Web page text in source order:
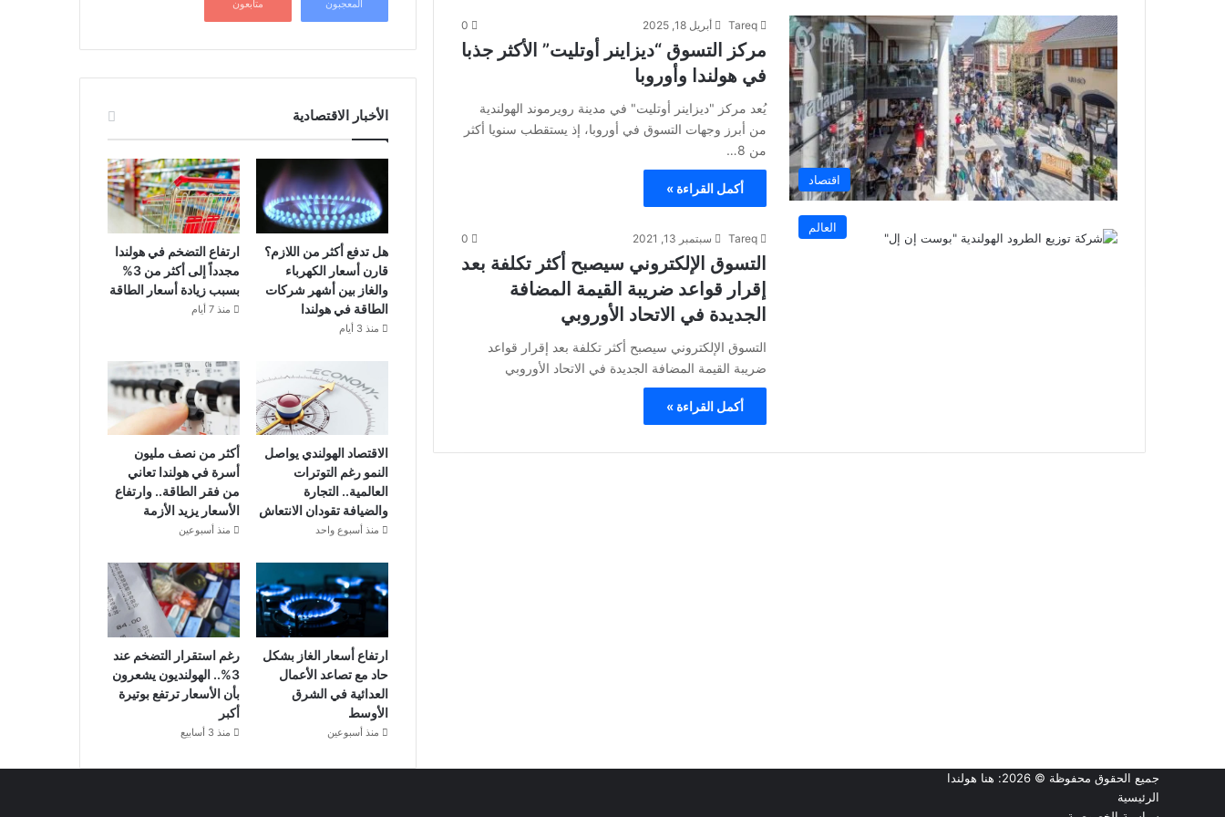
اقتصاد
Tareq أبريل 18, 2025 0
مركز التسوق “ديزاينر أوتليت” الأكثر جذبا
في هولندا وأوروبا
يُعد مركز "ديزاينر أوتليت" في مدينة رويرموند الهولندية
من أبرز وجهات التسوق في أوروبا، إذ يستقطب سنويا أكثر
من 8…
أكمل القراءة »
العالم
Tareq سبتمبر 13, 2021 0
التسوق الإلكتروني سيصبح أكثر تكلفة بعد
إقرار قواعد ضريبة القيمة المضافة
الجديدة في الاتحاد الأوروبي
التسوق الإلكتروني سيصبح أكثر تكلفة بعد إقرار قواعد
ضريبة القيمة المضافة الجديدة في الاتحاد الأوروبي
أكمل القراءة »
المعجبون متابعون
الأخبار الاقتصادية
هل تدفع أكثر من اللازم؟
قارن أسعار الكهرباء
والغاز بين أشهر شركات
الطاقة في هولندا
منذ 3 أيام
ارتفاع التضخم في هولندا
مجدداً إلى أكثر من 3%
بسبب زيادة أسعار الطاقة
منذ 7 أيام
الاقتصاد الهولندي يواصل
النمو رغم التوترات
العالمية.. التجارة
والضيافة تقودان الانتعاش
منذ أسبوع واحد
أكثر من نصف مليون
أسرة في هولندا تعاني
من فقر الطاقة.. وارتفاع
الأسعار يزيد الأزمة
منذ أسبوعين
ارتفاع أسعار الغاز بشكل
حاد مع تصاعد الأعمال
العدائية في الشرق
الأوسط
منذ أسبوعين
رغم استقرار التضخم عند
3%.. الهولنديون يشعرون
بأن الأسعار ترتفع بوتيرة
أكبر
منذ 3 أسابيع
جميع الحقوق محفوظة © 2026:
هنا هولندا
الرئيسية